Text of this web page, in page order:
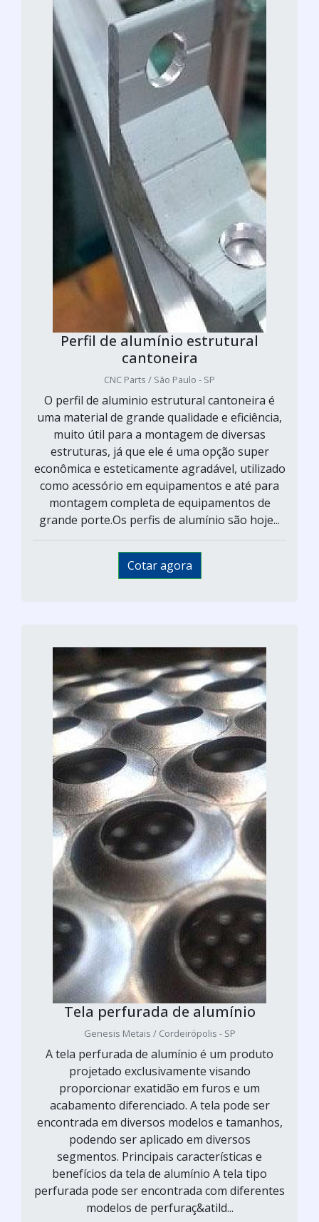
Perfil de alumínio estrutural
cantoneira
CNC Parts / São Paulo - SP
O perfil de aluminio estrutural cantoneira é
uma material de grande qualidade e eficiência,
muito útil para a montagem de diversas
estruturas, já que ele é uma opção super
econômica e esteticamente agradável, utilizado
como acessório em equipamentos e até para
montagem completa de equipamentos de
grande porte.Os perfis de alumínio são hoje...
Cotar agora
Tela perfurada de alumínio
Genesis Metais / Cordeirópolis - SP
A tela perfurada de alumínio é um produto
projetado exclusivamente visando
proporcionar exatidão em furos e um
acabamento diferenciado. A tela pode ser
encontrada em diversos modelos e tamanhos,
podendo ser aplicado em diversos
segmentos. Principais características e
benefícios da tela de alumínio A tela tipo
perfurada pode ser encontrada com diferentes
modelos de perfuraç&atild...